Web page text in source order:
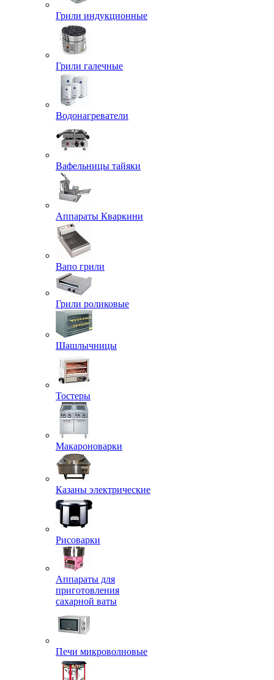
Грили индукционные
Грили галечные
Водонагреватели
Вафельницы тайяки
Аппараты Кваркини
Вапо грили
Грили роликовые
Шашлычницы
Тостеры
Макароноварки
Казаны электрические
Рисоварки
Аппараты для
приготовления
сахарной ваты
Печи микроволновые